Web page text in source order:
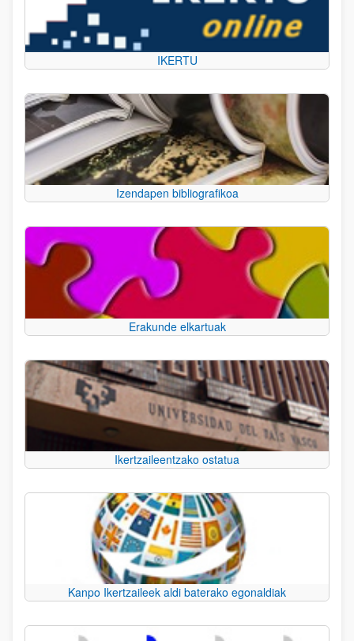
IKERTU
Izendapen bibliografikoa
Erakunde elkartuak
Ikertzaileentzako ostatua
Kanpo Ikertzaileek aldi baterako egonaldiak